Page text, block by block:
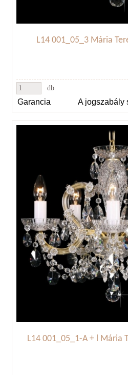
L14 001_05_3 Mária
db
Garancia A jogszabály
L14 001_05_1-A + l Mária